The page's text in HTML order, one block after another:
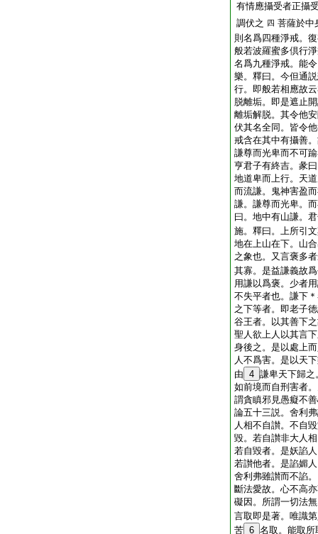
有情應攝受者正攝
調伏之 四 菩薩於中
則名爲四種淨戒。
般若波羅蜜多倶行
名爲九種淨戒。能
樂。釋曰。今但通
行。即般若相應故
脱離垢。即是遮止
離垢解脱。其令他
伏其名全同。皆令
戒含在其中有攝善
謙尊而光卑而不可
亨君子有終吉。彖
地道卑而上行。天
而流謙。鬼神害盈
謙。謙尊而光卑。
曰。地中有山謙。
施。釋曰。上所引
地在上山在下。山
之象也。又言褒多
其寡。是益謙義故
用謙以爲褒。少者
不失平者也。謙下
之下等者。即老子
谷王者。以其善下
聖人欲上人以其言
身後之。是以處上
人不爲害。是以天
由 4 謙卑天下歸之
如前境而自刑害者
謂貪瞋邪見愚癡不
論五十三説。舍利
人相不自讃。不自
毀。若自讃非大人
若自毀者。是妖諂
若讃他者。是諂媚
舍利弗雖讃而不諂
斷法愛故。心不高
礙因。所謂一切法
言取即是著。唯識
苦 6 名取。能取所